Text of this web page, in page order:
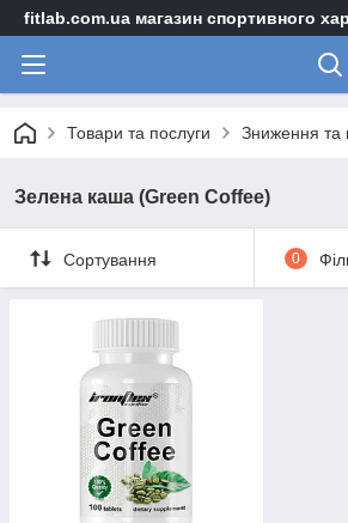
fitlab.com.ua магазин спортивного
Товари та послуги Зниження та
Зелена каша (Green Coffee)
Сортування 0